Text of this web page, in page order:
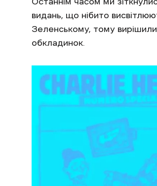
видань, що нібито
Зеленському, тому
обкладинок.